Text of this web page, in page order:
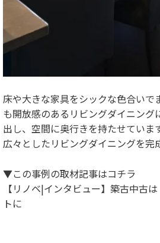
床や大きな家具をシックな色合い
も開放感のあるリビングダイニン
出し、空間に奥行きを持たせていま
広々としたリビングダイニングを完
▼この事例の取材記事はコチラ
【リノベ|インタビュー】築古中古
トに